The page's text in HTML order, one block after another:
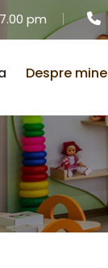
pm
Despre mine